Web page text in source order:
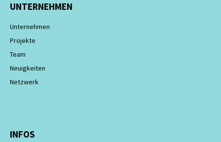
UNTERNEHMEN
Unternehmen
Projekte
Team
Neuigkeiten
Netzwerk
INFOS